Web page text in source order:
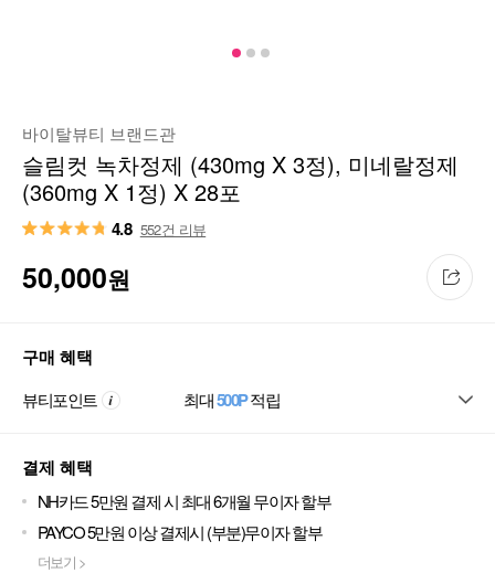
바이탈뷰티 브랜드관
슬림컷 녹차정제 (430mg X 3정), 미네랄정제
(360mg X 1정) X 28포
4.8 552건 리뷰
50,000원
구매 혜택
뷰티포인트 최대500P적립
결제 혜택
NH카드 5만원 결제 시 최대 6개월 무이자 할부
PAYCO 5만원 이상 결제시 (부분)무이자 할부
더보기 >